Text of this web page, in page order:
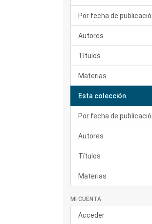
Por fecha de
Autores
Títulos
Materias
Esta colección
Por fecha de
Autores
Títulos
Materias
MI CUENTA
Acceder